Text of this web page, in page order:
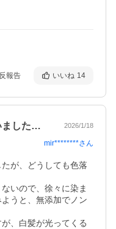
報告 いいね 14
いつも美容院でカラーをしていましたが、… 2026/1/18
mir********さん
が、どうしても色落
いので、徐々に染ま
うと、無添加でノン
、白髪が光ってくる